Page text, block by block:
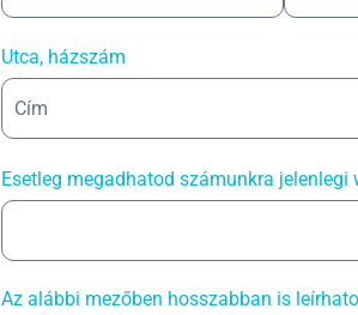
Utca, házszám
Esetleg megadhatod számunkra jelenlegi
Az alábbi mezőben hosszabban is